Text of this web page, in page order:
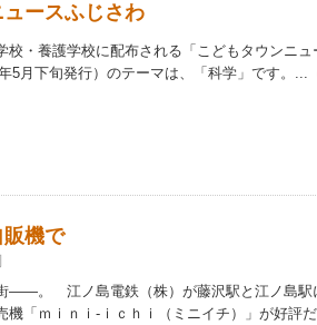
ースふじさわ
・養護学校に配布される「こどもタウンニュ
5月下旬発行）のテーマは、「科学」です。...
機で
――。 江ノ島電鉄（株）が藤沢駅と江ノ島駅
機「ｍｉｎｉ-ｉｃｈｉ（ミニイチ）」が好評